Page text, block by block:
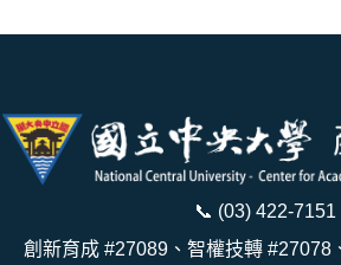
📞 (03) 422-7151
創新育成 #27089、智權技轉 #27078